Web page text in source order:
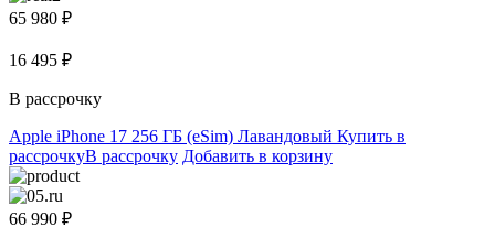
65 980 ₽
16 495 ₽
В рассрочку
Apple iPhone 17 256 ГБ (eSim) Лавандовый Купить в
рассрочкуВ рассрочку Добавить в корзину
66 990 ₽